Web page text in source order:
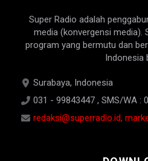
Super Radio adalah
media (konvergensi media).
program yang bermutu dan
Indonesia
Surabaya, Indonesia
031 - 99843447 , SMS/WA :
redaksi@superradio.id,